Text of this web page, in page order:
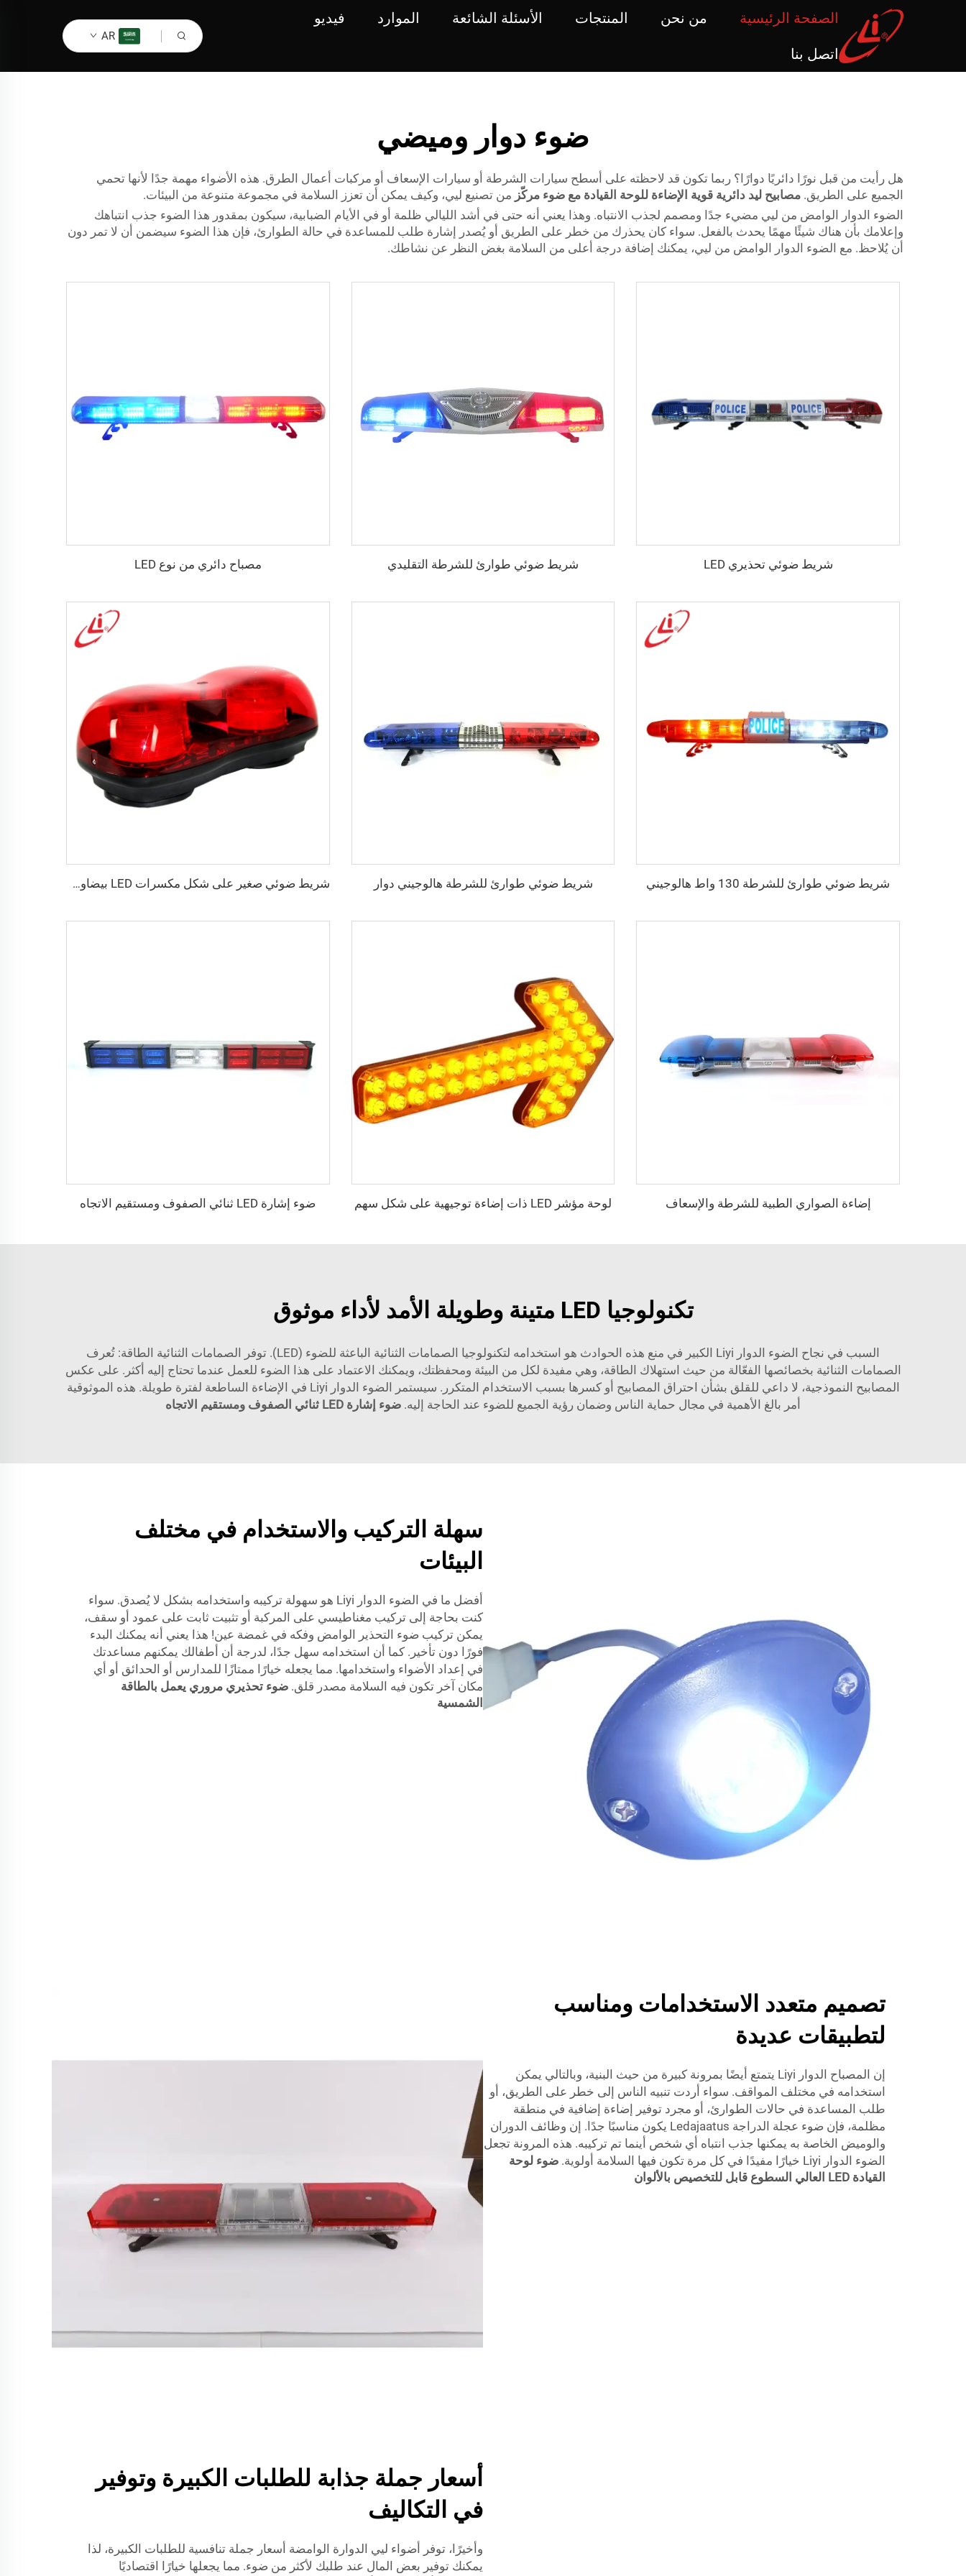
الصفحة الرئيسية من نحن المنتجات الأسئلة الشائعة الموارد فيديو
اتصل بنا
AR
ضوء دوار وميضي
هل رأيت من قبل نورًا دائريًا دوارًا؟ ربما تكون قد لاحظته على أسطح سيارات الشرطة أو سيارات الإسعاف أو مركبات أعمال الطرق. هذه الأضواء مهمة جدًا لأنها تحمي
الجميع على الطريق. مصابيح ليد دائرية قوية الإضاءة للوحة القيادة مع ضوء مركّز من تصنيع ليي، وكيف يمكن أن تعزز السلامة في مجموعة متنوعة من البيئات.
الضوء الدوار الوامض من ليي مضيء جدًا ومصمم لجذب الانتباه. وهذا يعني أنه حتى في أشد الليالي ظلمة أو في الأيام الضبابية، سيكون بمقدور هذا الضوء جذب انتباهك
وإعلامك بأن هناك شيئًا مهمًا يحدث بالفعل. سواء كان يحذرك من خطر على الطريق أو يُصدر إشارة طلب للمساعدة في حالة الطوارئ، فإن هذا الضوء سيضمن أن لا تمر دون
أن يُلاحظ. مع الضوء الدوار الوامض من ليي، يمكنك إضافة درجة أعلى من السلامة بغض النظر عن نشاطك.
شريط ضوئي تحذيري LED شريط ضوئي طوارئ للشرطة التقليدي مصباح دائري من نوع LED
شريط ضوئي طوارئ للشرطة 130 واط هالوجيني شريط ضوئي طوارئ للشرطة هالوجيني دوار شريط ضوئي صغير على شكل مكسرات LED بيضاوي الشكل
إضاءة الصواري الطبية للشرطة والإسعاف لوحة مؤشر LED ذات إضاءة توجيهية على شكل سهم ضوء إشارة LED ثنائي الصفوف ومستقيم الاتجاه
تكنولوجيا LED متينة وطويلة الأمد لأداء موثوق
السبب في نجاح الضوء الدوار Liyi الكبير في منع هذه الحوادث هو استخدامه لتكنولوجيا الصمامات الثنائية الباعثة للضوء (LED). توفر الصمامات الثنائية الطاقة: تُعرف
الصمامات الثنائية بخصائصها الفعّالة من حيث استهلاك الطاقة، وهي مفيدة لكل من البيئة ومحفظتك، ويمكنك الاعتماد على هذا الضوء للعمل عندما تحتاج إليه أكثر. على عكس
المصابيح النموذجية، لا داعي للقلق بشأن احتراق المصابيح أو كسرها بسبب الاستخدام المتكرر. سيستمر الضوء الدوار Liyi في الإضاءة الساطعة لفترة طويلة. هذه الموثوقية
أمر بالغ الأهمية في مجال حماية الناس وضمان رؤية الجميع للضوء عند الحاجة إليه. ضوء إشارة LED ثنائي الصفوف ومستقيم الاتجاه
سهلة التركيب والاستخدام في مختلف
البيئات
أفضل ما في الضوء الدوار Liyi هو سهولة تركيبه واستخدامه بشكل لا يُصدق. سواء
كنت بحاجة إلى تركيب مغناطيسي على المركبة أو تثبيت ثابت على عمود أو سقف،
يمكن تركيب ضوء التحذير الوامض وفكه في غمضة عين! هذا يعني أنه يمكنك البدء
فورًا دون تأخير. كما أن استخدامه سهل جدًا، لدرجة أن أطفالك يمكنهم مساعدتك
في إعداد الأضواء واستخدامها. مما يجعله خيارًا ممتازًا للمدارس أو الحدائق أو أي
مكان آخر تكون فيه السلامة مصدر قلق. ضوء تحذيري مروري يعمل بالطاقة
الشمسية
تصميم متعدد الاستخدامات ومناسب
لتطبيقات عديدة
إن المصباح الدوار Liyi يتمتع أيضًا بمرونة كبيرة من حيث البنية، وبالتالي يمكن
استخدامه في مختلف المواقف. سواء أردت تنبيه الناس إلى خطر على الطريق، أو
طلب المساعدة في حالات الطوارئ، أو مجرد توفير إضاءة إضافية في منطقة
مظلمة، فإن ضوء عجلة الدراجة Ledajaatus يكون مناسبًا جدًا. إن وظائف الدوران
والوميض الخاصة به يمكنها جذب انتباه أي شخص أينما تم تركيبه. هذه المرونة تجعل
الضوء الدوار Liyi خيارًا مفيدًا في كل مرة تكون فيها السلامة أولوية.
ضوء لوحة
القيادة LED العالي السطوع قابل للتخصيص بالألوان
أسعار جملة جذابة للطلبات الكبيرة وتوفير
في التكاليف
وأخيرًا، توفر أضواء ليي الدوارة الوامضة أسعار جملة تنافسية للطلبات الكبيرة، لذا
يمكنك توفير بعض المال عند طلبك لأكثر من ضوء. مما يجعلها خيارًا اقتصاديًا